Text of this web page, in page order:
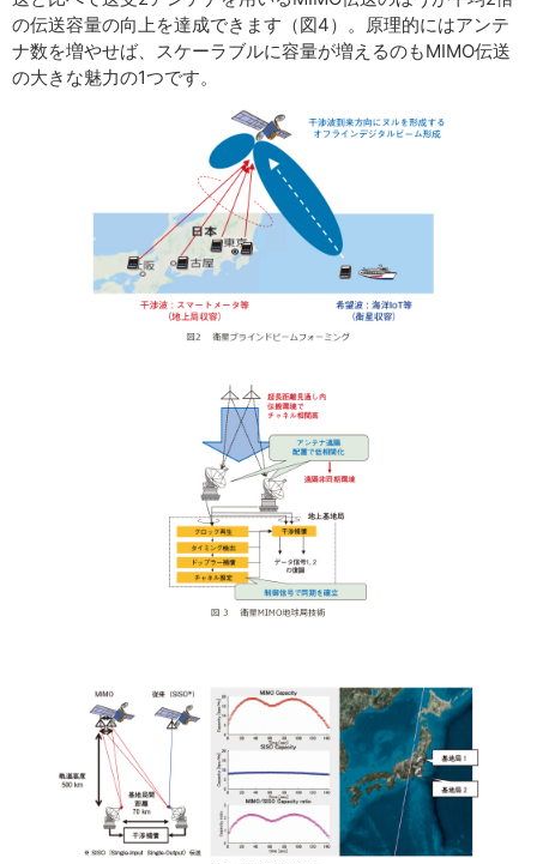
の伝送容量の向上を達成できます（図4）。原理的にはアンテ
ナ数を増やせば、スケーラブルに容量が増えるのもMIMO伝送
の大きな魅力の1つです。